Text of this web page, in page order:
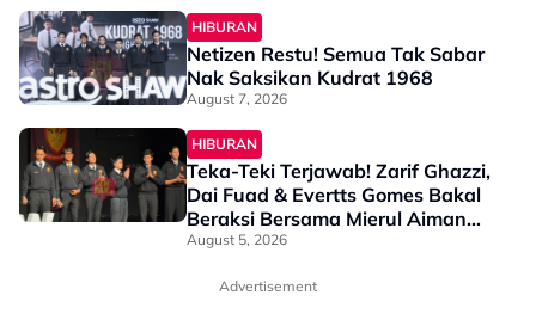
HIBURAN
Netizen Restu! Semua Tak Sabar
Nak Saksikan Kudrat 1968
August 7, 2026
HIBURAN
Teka-Teki Terjawab! Zarif Ghazzi,
Dai Fuad & Evertts Gomes Bakal
Beraksi Bersama Mierul Aiman
Dalam 'Kudrat 1968'
August 5, 2026
Advertisement